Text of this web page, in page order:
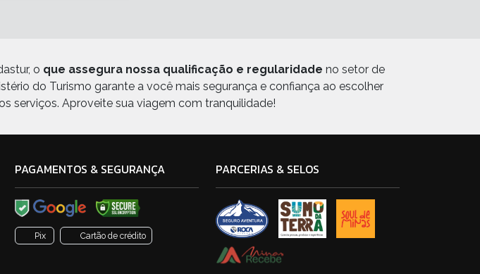
o que assegura nossa qualificação e regularidade no setor de
do Turismo garante a você mais segurança e confiança ao escolher
serviços. Aproveite sua viagem com tranquilidade!
PAGAMENTOS & SEGURANÇA
Pix Cartão de crédito
PARCERIAS & SELOS